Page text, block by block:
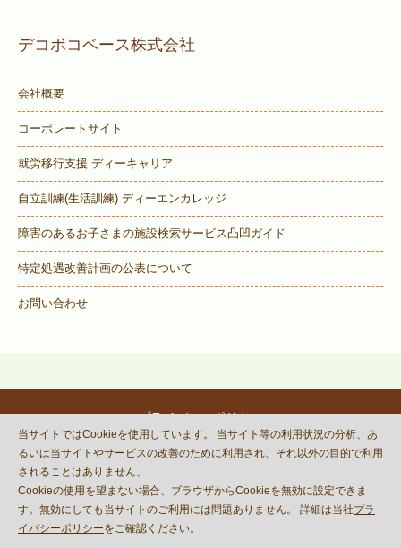
デコボコベース株式会社
会社概要
コーポレートサイト
就労移行支援 ディーキャリア
自立訓練(生活訓練) ディーエンカレッジ
障害のあるお子さまの施設検索サービス凸凹ガイド
特定処遇改善計画の公表について
お問い合わせ
プライバシーポリシー
© DECOBOCO BASE Co.,Ltd.
and Terms of Serviceapply.
当サイトではCookieを使用しています。 当サイト等の利用状況の分析、あ
るいは当サイトやサービスの改善のために利用され、それ以外の目的で利用
されることはありません。
Cookieの使用を望まない場合、ブラウザからCookieを無効に設定できま
す。無効にしても当サイトのご利用には問題ありません。 詳細は当社プラ
イバシーポリシーをご確認ください。